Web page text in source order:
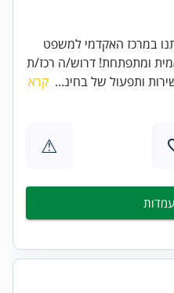
במרכז האקדמי למשפט
ומתפתחת! דרוש/ה רכז/ת
ותפעול של בחינ... קרא
⚠